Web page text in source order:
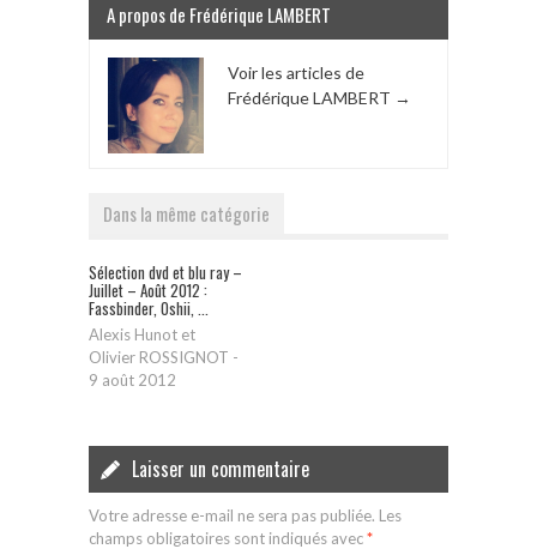
A propos de Frédérique LAMBERT
Voir les articles de
Frédérique LAMBERT →
Dans la même catégorie
Sélection dvd et blu ray –
Juillet – Août 2012 :
Fassbinder, Oshii, ...
Alexis Hunot et
Olivier ROSSIGNOT -
9 août 2012
Laisser un commentaire
Votre adresse e-mail ne sera pas publiée. Les
champs obligatoires sont indiqués avec*